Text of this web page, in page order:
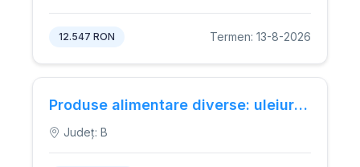
12.547 RON Termen: 13-8-2026
Produse alimentare diverse: uleiuri, otet, miere, ceaiuri, fructe confiate, seminte, cereale, fainoase, paste fainoase, orez, zahar, oleaginoase, condimente, cafea
Județ: B